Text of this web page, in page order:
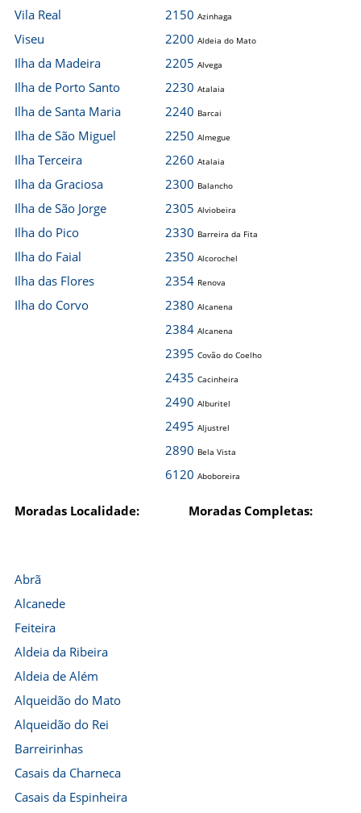
Vila Real
Viseu
Ilha da Madeira
Ilha de Porto Santo
Ilha de Santa Maria
Ilha de São Miguel
Ilha Terceira
Ilha da Graciosa
Ilha de São Jorge
Ilha do Pico
Ilha do Faial
Ilha das Flores
Ilha do Corvo
2150 Azinhaga
2200 Aldeia do Mato
2205 Alvega
2230 Atalaia
2240 Barcai
2250 Almegue
2260 Atalaia
2300 Balancho
2305 Alviobeira
2330 Barreira da Fita
2350 Alcorochel
2354 Renova
2380 Alcanena
2384 Alcanena
2395 Covão do Coelho
2435 Cacinheira
2490 Alburitel
2495 Aljustrel
2890 Bela Vista
6120 Aboboreira
Moradas Localidade: Moradas Completas:
Abrã
Alcanede
Feiteira
Aldeia da Ribeira
Aldeia de Além
Alqueidão do Mato
Alqueidão do Rei
Barreirinhas
Casais da Charneca
Casais da Espinheira